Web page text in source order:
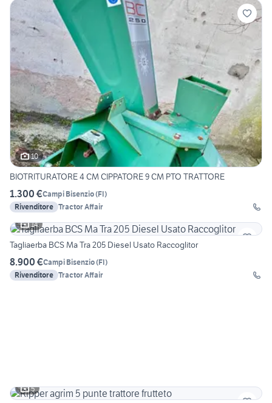
10
BIOTRITURATORE 4 CM CIPPATORE 9 CM PTO TRATTORE
1.300 €Campi Bisenzio(FI)
Rivenditore Tractor Affair
14
Tagliaerba BCS Ma Tra 205 Diesel Usato Raccoglitor
8.900 €Campi Bisenzio(FI)
Rivenditore Tractor Affair
5